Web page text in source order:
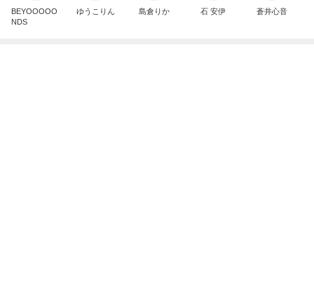
BEYOOOOO
NDS
ゆうこりん 島倉りか 石 安伊 蒼井心音